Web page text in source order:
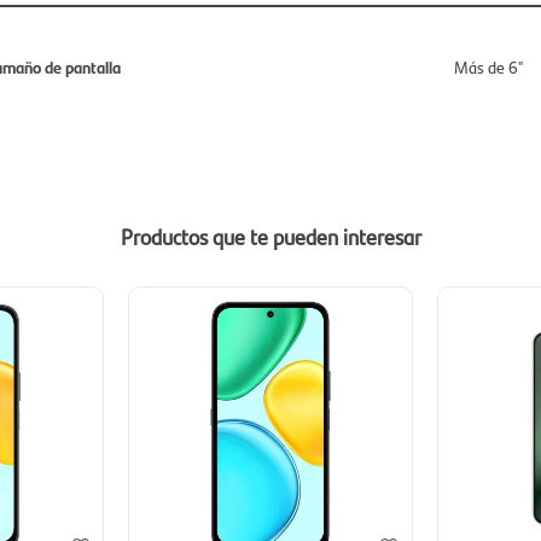
de pantalla Más de 6"
Productos que te pueden interesar